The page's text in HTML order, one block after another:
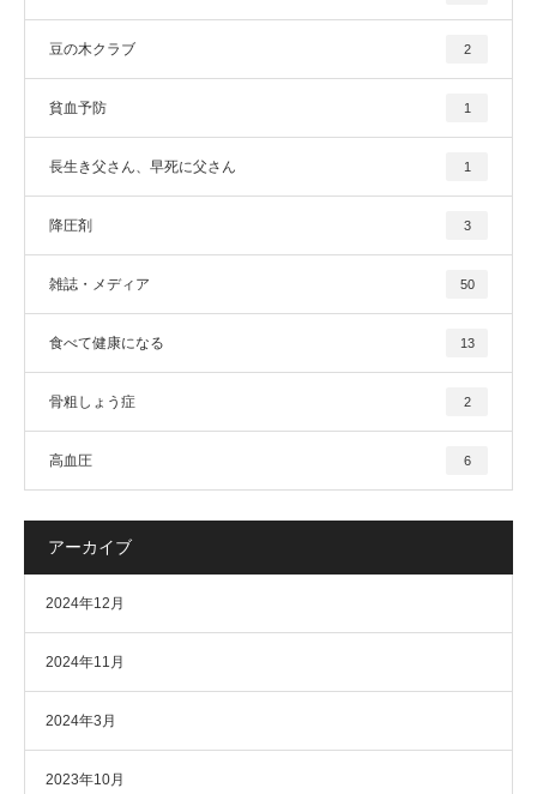
豆の木クラブ 2
貧血予防 1
長生き父さん、早死に父さん 1
降圧剤 3
雑誌・メディア 50
食べて健康になる 13
骨粗しょう症 2
高血圧 6
アーカイブ
2024年12月
2024年11月
2024年3月
2023年10月